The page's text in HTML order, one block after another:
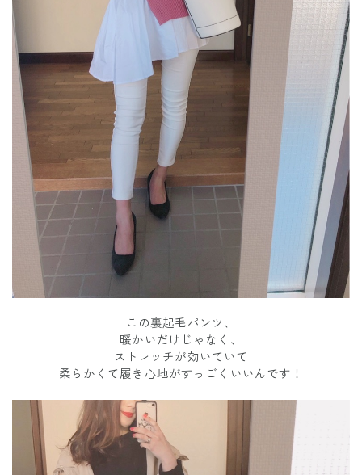
この裏起毛パンツ、
暖かいだけじゃなく、
ストレッチが効いていて
柔らかくて履き心地がすっごくいいんです！